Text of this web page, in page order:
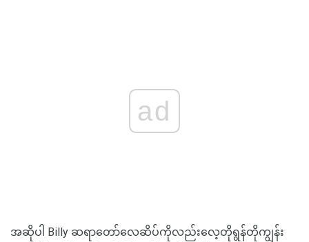
ad
အဆိုပါ Billy ဆရာတော်လေဆိပ်ကိုလည်းလေ့တိုရွန်တိုကျွန်း